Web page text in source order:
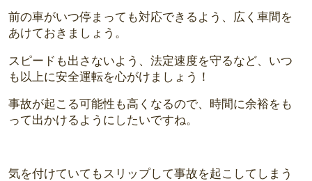
前の車がいつ停まっても対応できるよう、広く車間を
あけておきましょう。
スピードも出さないよう、法定速度を守るなど、いつ
も以上に安全運転を心がけましょう！
事故が起こる可能性も高くなるので、時間に余裕をも
って出かけるようにしたいですね。
気を付けていてもスリップして事故を起こしてしまう